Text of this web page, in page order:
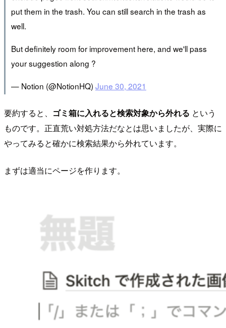
put them in the trash. You can still search in the trash as
well.
But definitely room for improvement here, and we'll pass
your suggestion along ?
— Notion (@NotionHQ) June 30, 2021
要約すると、 ゴミ箱に入れると検索対象から外れる という
ものです。正直荒い対処方法だなとは思いましたが、実際に
やってみると確かに検索結果から外れています。
まずは適当にページを作ります。